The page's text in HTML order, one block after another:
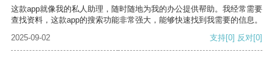
这款app就像我的私人助理，随时随地为我的办公提供帮助。我经常需要
查找资料，这款app的搜索功能非常强大，能够快速找到我需要的信息。
2025-09-02
支持[0] 反对[0]